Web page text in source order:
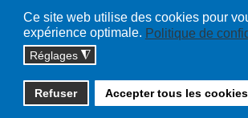
Ce site web utilise des cookies pour
expérience optimale. Politique de
Réglages ◮
Refuser Accepter tous les cookies
Copyright © 2026 cossonay.ch - tous droits
solutions informatiques